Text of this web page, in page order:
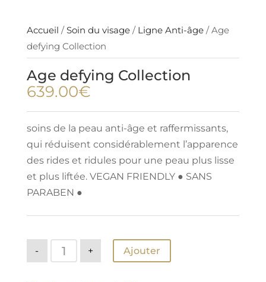
Accueil / Soin du visage/ Ligne Anti-âge/ Age
defying Collection
Age defying Collection
639.00€
soins de la peau anti-âge et raffermissants,
qui réduisent considérablement l’apparence
des rides et ridules pour une peau plus lisse
et plus liftée. VEGAN FRIENDLY ● SANS
PARABEN ●
-
quantité
Age
+ Ajouter